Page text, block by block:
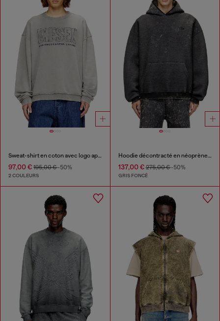
Sweat-shirt en coton avec logo appliqué
97,00 € 195,00 €-50%
2 COULEURS
Hoodie décontracté en néoprène avec effet marbré
137,00 €275,00 €-50%
GRIS FONCÉ